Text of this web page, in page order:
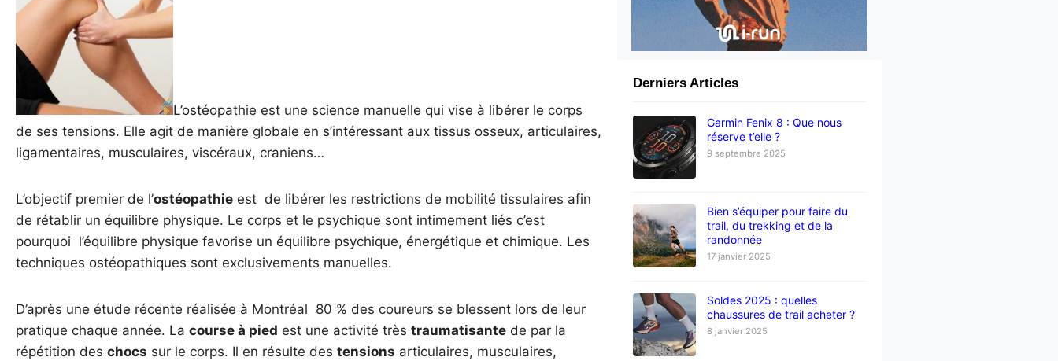
L’ostéopathie est une science manuelle qui vise à libérer le corps
de ses tensions. Elle agit de manière globale en s’intéressant aux tissus osseux, articulaires,
ligamentaires, musculaires, viscéraux, craniens…
L’objectif premier de l’ostéopathie est de libérer les restrictions de mobilité tissulaires afin
de rétablir un équilibre physique. Le corps et le psychique sont intimement liés c’est
pourquoi l’équilibre physique favorise un équilibre psychique, énergétique et chimique. Les
techniques ostéopathiques sont exclusivements manuelles.
D’après une étude récente réalisée à Montréal 80 % des coureurs se blessent lors de leur
pratique chaque année. La course à pied est une activité très traumatisante de par la
répétition des chocs sur le corps. Il en résulte des tensions articulaires, musculaires,
Derniers Articles
Garmin Fenix 8 : Que nous
réserve t’elle ?
9 septembre 2025
Bien s’équiper pour faire du
trail, du trekking et de la
randonnée
17 janvier 2025
Soldes 2025 : quelles
chaussures de trail acheter ?
8 janvier 2025